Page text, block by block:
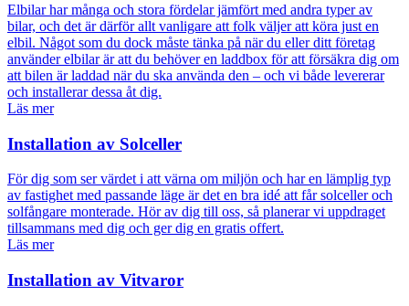
Elbilar har många och stora fördelar jämfört med andra typer av
bilar, och det är därför allt vanligare att folk väljer att köra just en
elbil. Något som du dock måste tänka på när du eller ditt företag
använder elbilar är att du behöver en laddbox för att försäkra dig om
att bilen är laddad när du ska använda den – och vi både levererar
och installerar dessa åt dig.
Läs mer
Installation av Solceller
För dig som ser värdet i att värna om miljön och har en lämplig typ
av fastighet med passande läge är det en bra idé att får solceller och
solfångare monterade. Hör av dig till oss, så planerar vi uppdraget
tillsammans med dig och ger dig en gratis offert.
Läs mer
Installation av Vitvaror